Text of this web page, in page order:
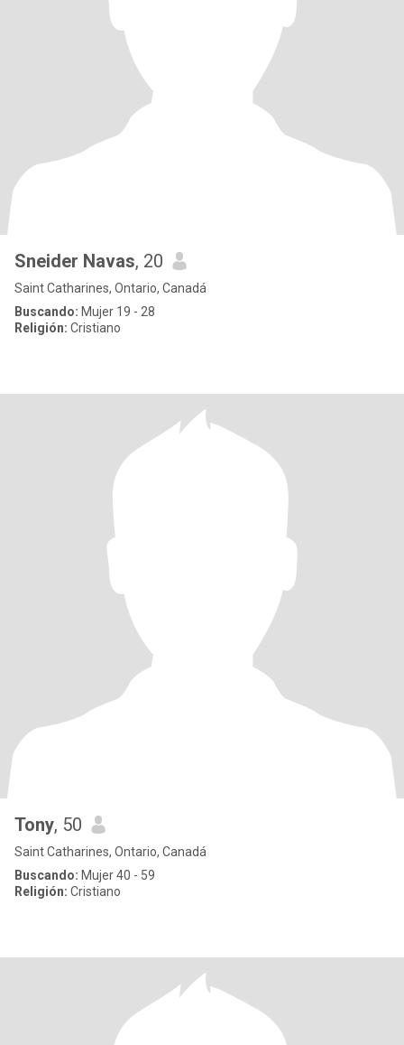
Sneider Navas, 20
Saint Catharines, Ontario, Canadá
Buscando: Mujer 19 - 28
Religión: Cristiano
Tony, 50
Saint Catharines, Ontario, Canadá
Buscando: Mujer 40 - 59
Religión: Cristiano